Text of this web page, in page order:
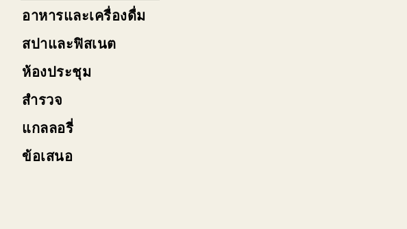
อาหารและเครื่องดื่ม
สปาและฟิสเนต
ห้องประชุม
สำรวจ
แกลลอรี่
ข้อเสนอ